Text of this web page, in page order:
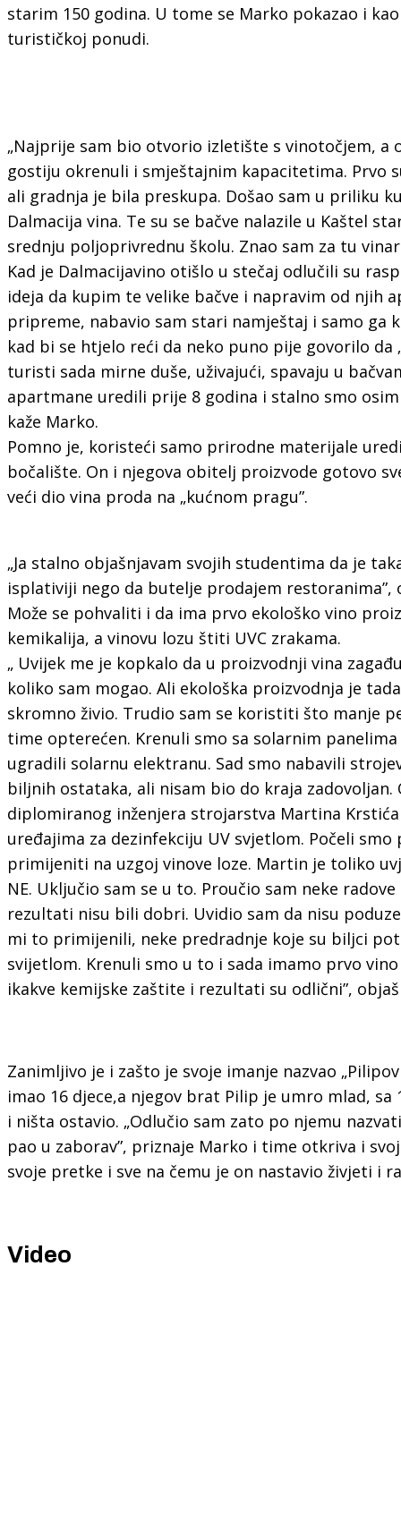
starim 150 godina. U tome se Marko pokazao i
turističkoj ponudi.
„Najprije sam bio otvorio izletište s vinotočjem, a
gostiju okrenuli i smještajnim kapacitetima. Prvo
ali gradnja je bila preskupa. Došao sam u priliku
Dalmacija vina. Te su se bačve nalazile u Kaštel
srednju poljoprivrednu školu. Znao sam za tu
Kad je Dalmacijavino otišlo u stečaj odlučili su
ideja da kupim te velike bačve i napravim od njih
pripreme, nabavio sam stari namještaj i samo ga
kad bi se htjelo reći da neko puno pije govorilo da
turisti sada mirne duše, uživajući, spavaju u
apartmane uredili prije 8 godina i stalno smo
kaže Marko.
Pomno je, koristeći samo prirodne materijale
bočalište. On i njegova obitelj proizvode gotovo
veći dio vina proda na „kućnom pragu”.
„Ja stalno objašnjavam svojih studentima da je
isplativiji nego da butelje prodajem restoranima”,
Može se pohvaliti i da ima prvo ekološko vino
kemikalija, a vinovu lozu štiti UVC zrakama.
„ Uvijek me je kopkalo da u proizvodnji vina
koliko sam mogao. Ali ekološka proizvodnja je
skromno živio. Trudio sam se koristiti što manje
time opterećen. Krenuli smo sa solarnim
ugradili solarnu elektranu. Sad smo nabavili
biljnih ostataka, ali nisam bio do kraja zadovoljan.
diplomiranog inženjera strojarstva Martina
uređajima za dezinfekciju UV svjetlom. Počeli
primijeniti na uzgoj vinove loze. Martin je toliko
NE. Uključio sam se u to. Proučio sam neke
rezultati nisu bili dobri. Uvidio sam da nisu
mi to primijenili, neke predradnje koje su biljci
svijetlom. Krenuli smo u to i sada imamo prvo
ikakve kemijske zaštite i rezultati su odlični”,
Zanimljivo je i zašto je svoje imanje nazvao
imao 16 djece,a njegov brat Pilip je umro mlad, sa
i ništa ostavio. „Odlučio sam zato po njemu
pao u zaborav”, priznaje Marko i time otkriva i
svoje pretke i sve na čemu je on nastavio živjeti i
Video